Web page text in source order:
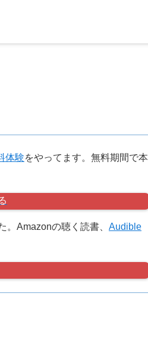
体験をやってます。無料期間で本
。Amazonの聴く読書、 Audible